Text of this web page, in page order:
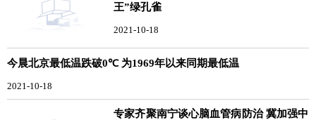
王”绿孔雀
2021-10-18
今晨北京最低温跌破0℃ 为1969年以来同期最低温
2021-10-18
专家齐聚南宁谈心脑血管病防治 冀加强中